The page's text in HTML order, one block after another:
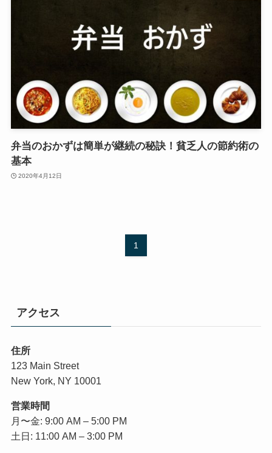
弁当のおかずは簡単が継続の秘訣！貧乏人の節約術の
基本
2020年4月12日
1
アクセス
住所
123 Main Street
New York, NY 10001
営業時間
月〜金: 9:00 AM – 5:00 PM
土日: 11:00 AM – 3:00 PM